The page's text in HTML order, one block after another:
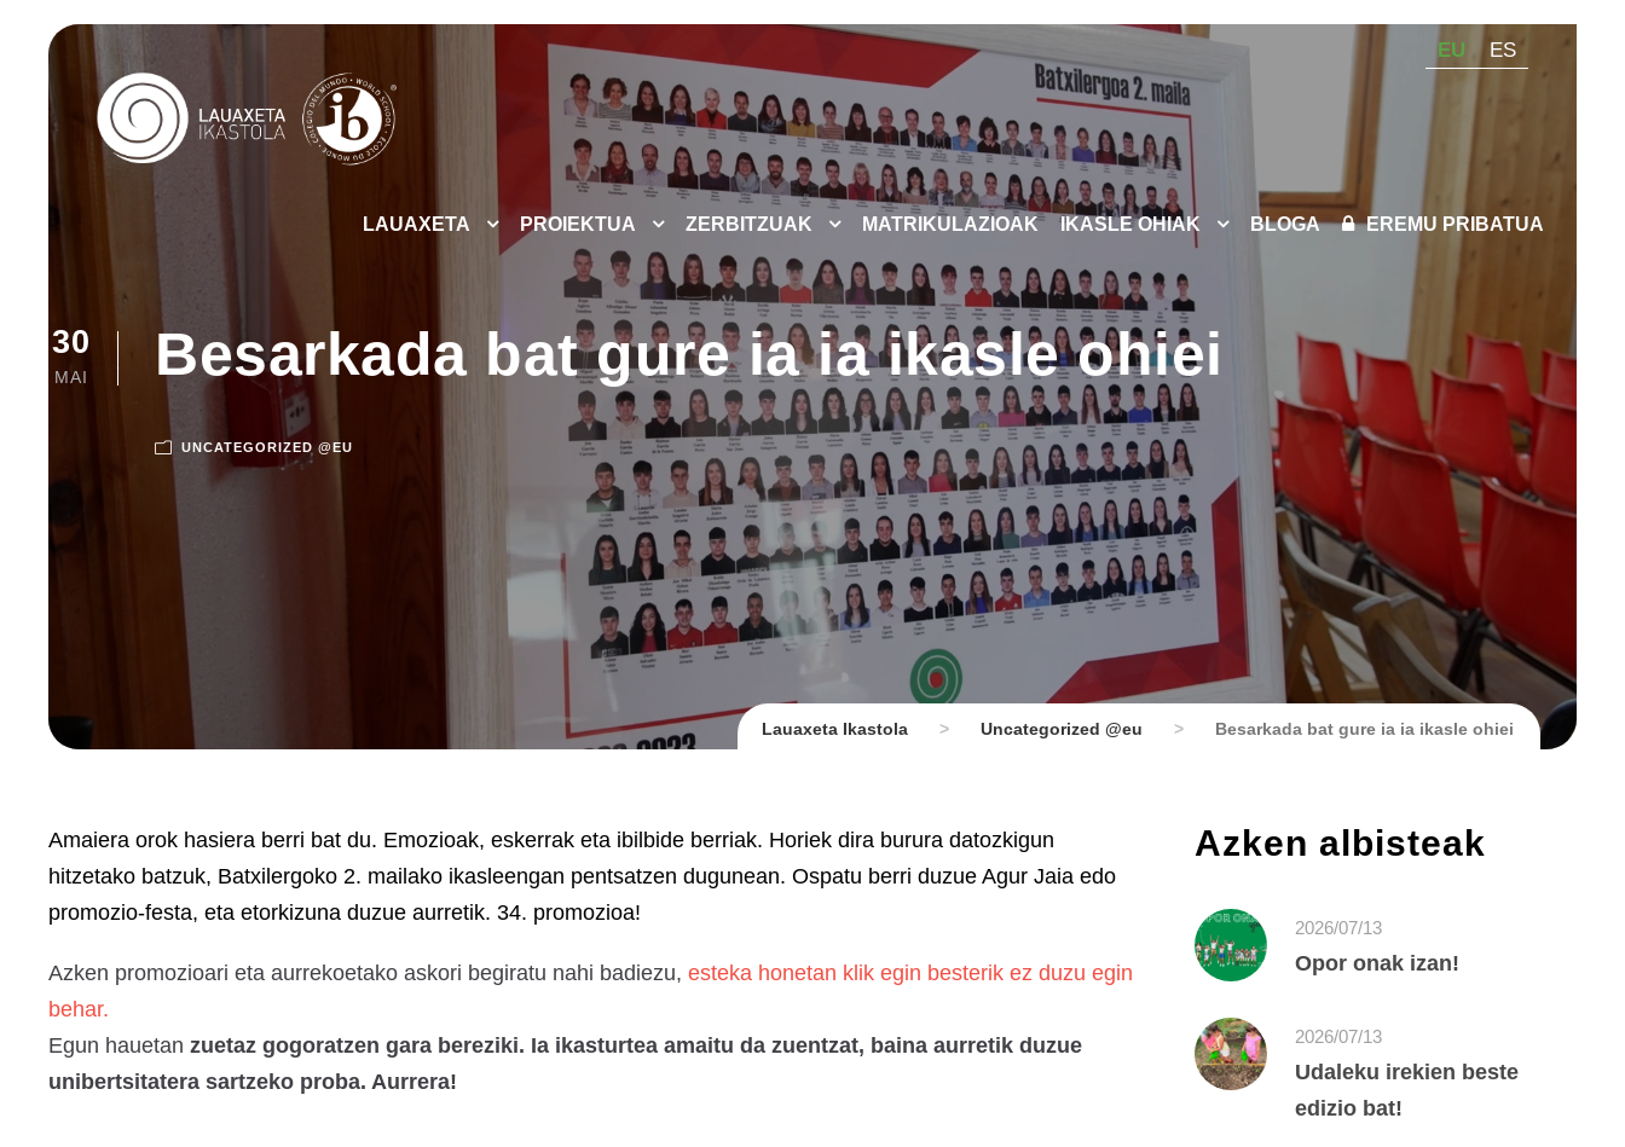
EU ES
LAUAXETA PROIEKTUA ZERBITZUAK MATRIKULAZIOAK IKASLE OHIAK BLOGA EREMU PRIBATUA
30
MAI Besarkada bat gure ia ia ikasle ohiei
UNCATEGORIZED @EU
Lauaxeta Ikastola > Uncategorized @eu > Besarkada bat gure ia ia ikasle ohiei
Amaiera orok hasiera berri bat du. Emozioak, eskerrak eta ibilbide berriak. Horiek dira burura datozkigun
hitzetako batzuk, Batxilergoko 2. mailako ikasleengan pentsatzen dugunean. Ospatu berri duzue Agur Jaia edo
promozio-festa, eta etorkizuna duzue aurretik. 34. promozioa!
Azken promozioari eta aurrekoetako askori begiratu nahi badiezu, esteka honetan klik egin besterik ez duzu egin
behar.
Egun hauetan zuetaz gogoratzen gara bereziki. Ia ikasturtea amaitu da zuentzat, baina aurretik duzue
unibertsitatera sartzeko proba. Aurrera!
Azken albisteak
2026/07/13
Opor onak izan!
2026/07/13
Udaleku irekien beste
edizio bat!